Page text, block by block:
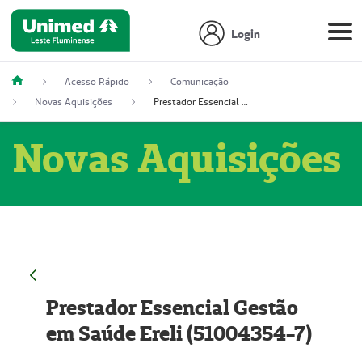
Login
Acesso Rápido
Comunicação
Novas Aquisições
Prestador Essencial Gestão em Saúde Ereli (51004354-7)
Novas Aquisições
Prestador Essencial Gestão
em Saúde Ereli (51004354-7)